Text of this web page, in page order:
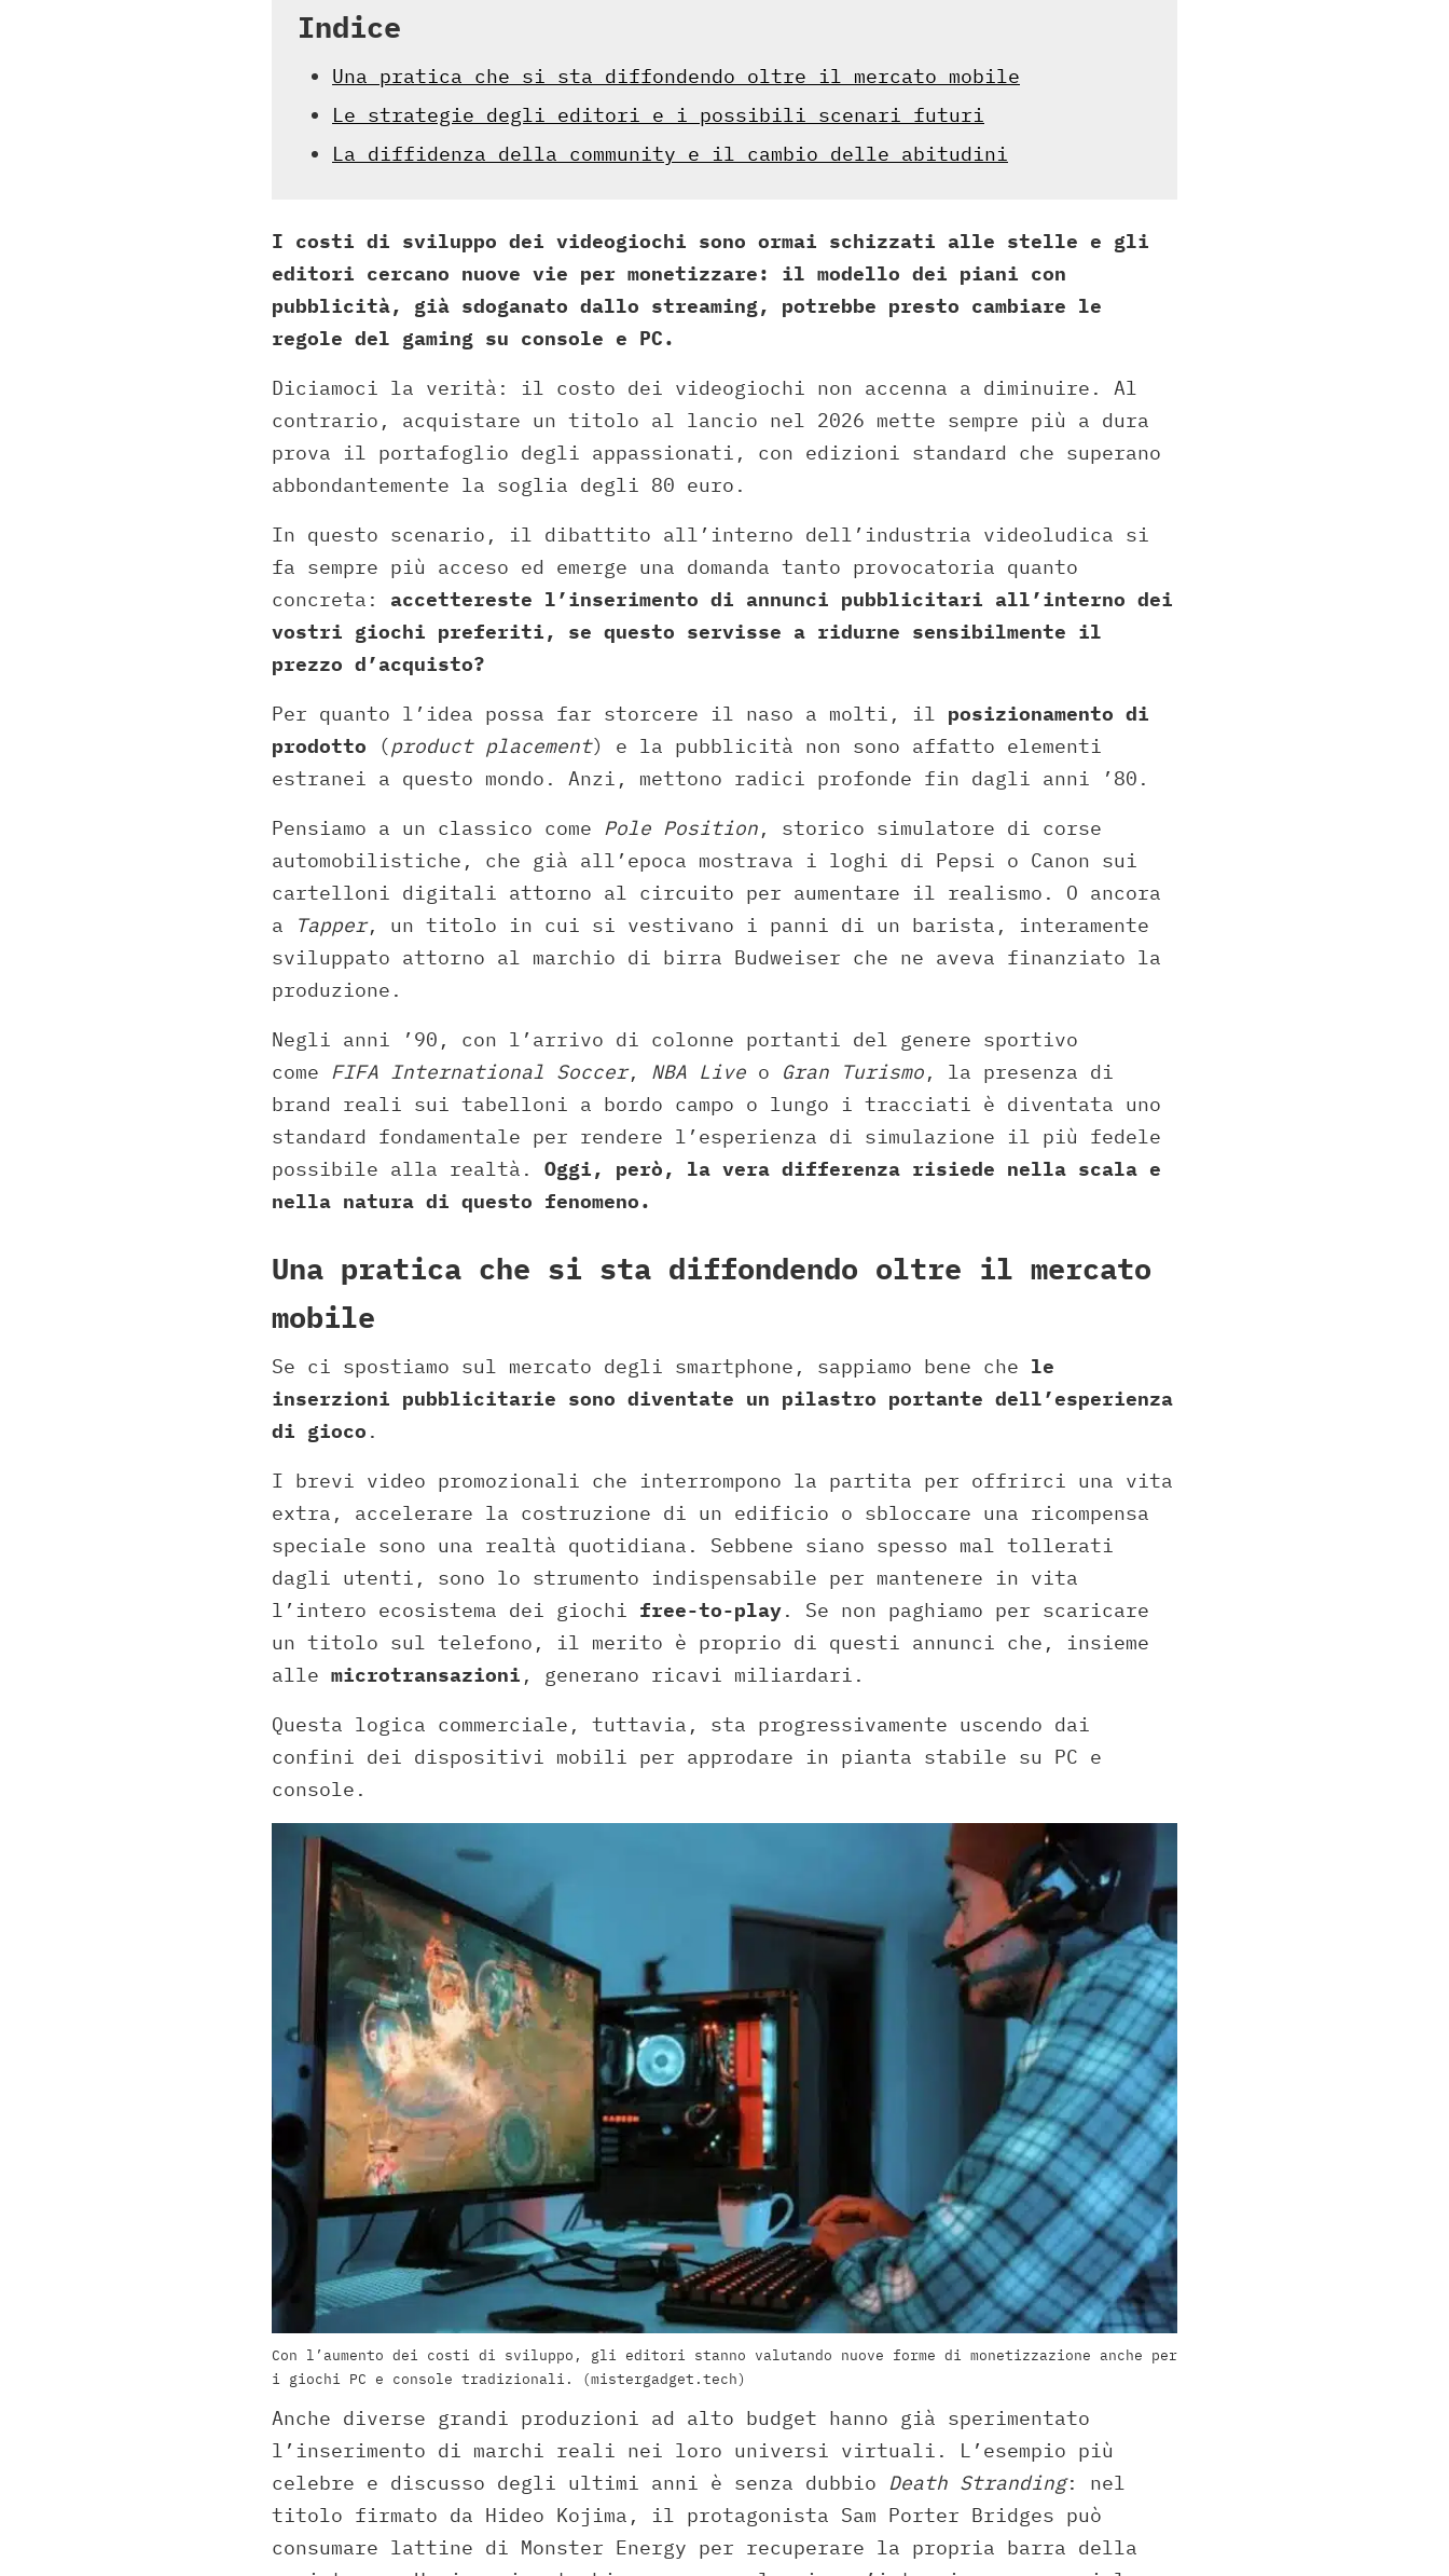
Indice
Una pratica che si sta diffondendo oltre il mercato mobile
Le strategie degli editori e i possibili scenari futuri
La diffidenza della community e il cambio delle abitudini
I costi di sviluppo dei videogiochi sono ormai schizzati alle stelle e gli
editori cercano nuove vie per monetizzare: il modello dei piani con
pubblicità, già sdoganato dallo streaming, potrebbe presto cambiare le
regole del gaming su console e PC.
Diciamoci la verità: il costo dei videogiochi non accenna a diminuire. Al
contrario, acquistare un titolo al lancio nel 2026 mette sempre più a dura
prova il portafoglio degli appassionati, con edizioni standard che superano
abbondantemente la soglia degli 80 euro.
In questo scenario, il dibattito all’interno dell’industria videoludica si
fa sempre più acceso ed emerge una domanda tanto provocatoria quanto
concreta: accettereste l’inserimento di annunci pubblicitari all’interno dei
vostri giochi preferiti, se questo servisse a ridurne sensibilmente il
prezzo d’acquisto?
Per quanto l’idea possa far storcere il naso a molti, il posizionamento di
prodotto (product placement) e la pubblicità non sono affatto elementi
estranei a questo mondo. Anzi, mettono radici profonde fin dagli anni ’80.
Pensiamo a un classico come Pole Position, storico simulatore di corse
automobilistiche, che già all’epoca mostrava i loghi di Pepsi o Canon sui
cartelloni digitali attorno al circuito per aumentare il realismo. O ancora
a
Tapper, un titolo in cui si vestivano i panni di un barista, interamente
sviluppato attorno al marchio di birra Budweiser che ne aveva finanziato la
produzione.
Negli anni ’90, con l’arrivo di colonne portanti del genere sportivo
come FIFA International Soccer, NBA Live o Gran Turismo, la presenza di
brand reali sui tabelloni a bordo campo o lungo i tracciati è diventata uno
standard fondamentale per rendere l’esperienza di simulazione il più fedele
possibile alla realtà. Oggi, però, la vera differenza risiede nella scala e
nella natura di questo fenomeno.
Una pratica che si sta diffondendo oltre il mercato
mobile
Se ci spostiamo sul mercato degli smartphone, sappiamo bene che le
inserzioni pubblicitarie sono diventate un pilastro portante dell’esperienza
di gioco .
I brevi video promozionali che interrompono la partita per offrirci una vita
extra, accelerare la costruzione di un edificio o sbloccare una ricompensa
speciale sono una realtà quotidiana. Sebbene siano spesso mal tollerati
dagli utenti, sono lo strumento indispensabile per mantenere in vita
l’intero ecosistema dei giochi free-to-play. Se non paghiamo per scaricare
un titolo sul telefono, il merito è proprio di questi annunci che, insieme
alle microtransazioni , generano ricavi miliardari.
Questa logica commerciale, tuttavia, sta progressivamente uscendo dai
confini dei dispositivi mobili per approdare in pianta stabile su PC e
console.
Con l’aumento dei costi di sviluppo, gli editori stanno valutando nuove forme di monetizzazione anche per
i giochi PC e console tradizionali. (mistergadget.tech)
Anche diverse grandi produzioni ad alto budget hanno già sperimentato
l’inserimento di marchi reali nei loro universi virtuali. L’esempio più
celebre e discusso degli ultimi anni è senza dubbio Death Stranding: nel
titolo firmato da Hideo Kojima, il protagonista Sam Porter Bridges può
consumare lattine di Monster Energy per recuperare la propria barra della